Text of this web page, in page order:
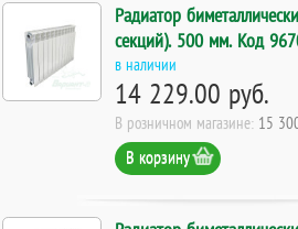
Радиатор
секций). 500 мм. Код
в наличии
14 229.00 руб.
В розничном магазине: 15
В корзину